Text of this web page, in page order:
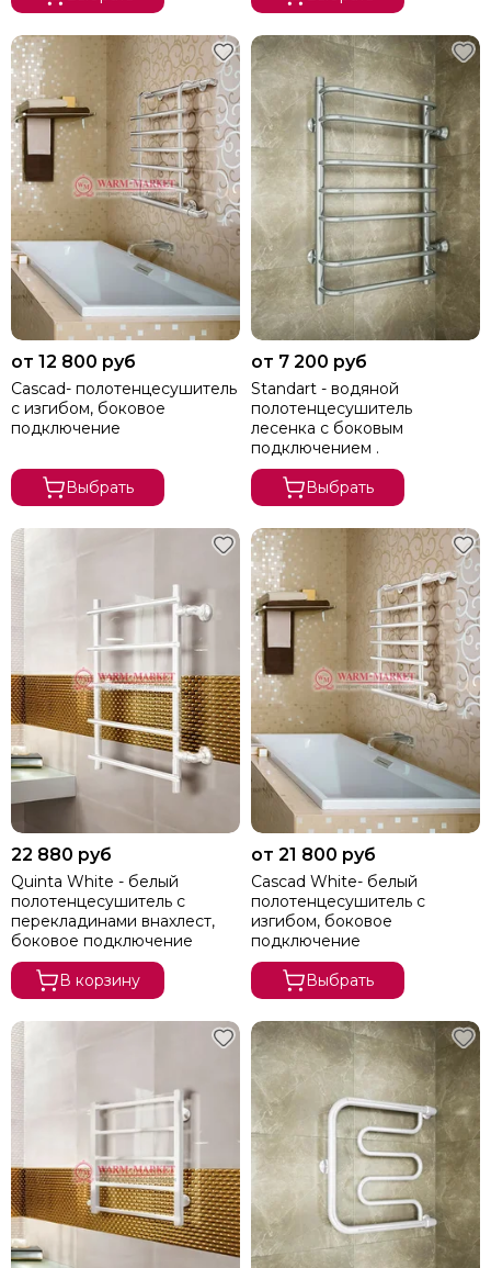
Irsap
Margaroli
Terma
Stinox
Terminus
Vogue
Warmer
Zehnder
Zigzag
Prioform
Ростела
Сунержа
Secado
Solent
ArtofSpace
Keerol
Nika
Mini
от 12 800 руб
Cascad- полотенцесушитель
с изгибом, боковое
подключение
Выбрать
от 7 200 руб
Standart - водяной
полотенцесушитель
лесенка с боковым
подключением .
Выбрать
22 880 руб
Quinta White - белый
полотенцесушитель с
перекладинами внахлест,
боковое подключение
В корзину
от 21 800 руб
Cascad White- белый
полотенцесушитель с
изгибом, боковое
подключение
Выбрать